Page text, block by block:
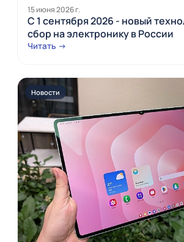
15 июня 2026 г.
С 1 сентября 2026 - новый
сбор на электронику в России
Читать →
Новости